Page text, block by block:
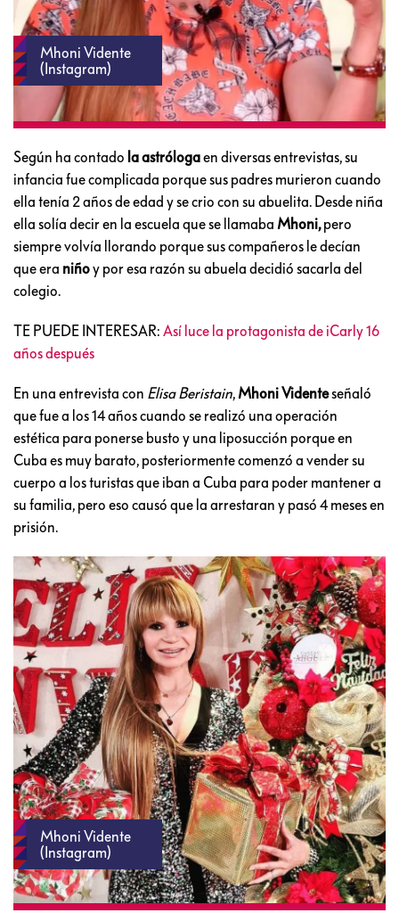
Mhoni Vidente
(Instagram)
Según ha contado la astrólogaen diversas entrevistas, su
infancia fue complicada porque sus padres murieron cuando
ella tenía 2 años de edad y se crio con su abuelita. Desde niña
ella solía decir en la escuela que se llamaba Mhoni,pero
siempre volvía llorando porque sus compañeros le decían
que era niñoy por esa razón su abuela decidió sacarla del
colegio.
TE PUEDE INTERESAR: Así luce la protagonista de iCarly 16
años después
En una entrevista con Elisa Beristain, Mhoni Videnteseñaló
que fue a los 14 años cuando se realizó una operación
estética para ponerse busto y una liposucción porque en
Cuba es muy barato, posteriormente comenzó a vender su
cuerpo a los turistas que iban a Cuba para poder mantener a
su familia, pero eso causó que la arrestaran y pasó 4 meses en
prisión.
Mhoni Vidente
(Instagram)